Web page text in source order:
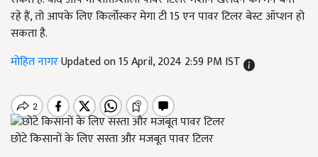
रहे हैं, तो आपके लिए किर्लोस्कर मेगा टी 15 एन पावर टिलर बेस्ट ऑप्शन हो
सकता है.
मोहित नागरUpdated on 15 April, 2024 2:59 PM IST
छोटे किसानों के लिए सस्ता और मजबूत पावर टिलर